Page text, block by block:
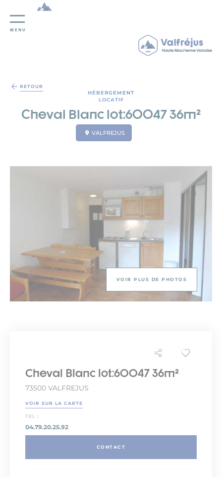
MENU
RETOUR
HÉBERGEMENT
LOCATIF
Cheval Blanc lot:60047 36m²
VALFREJUS
VOIR PLUS DE PHOTOS
Cheval Blanc lot:60047 36m²
73500 VALFREJUS
VOIR SUR LA CARTE
TEL :
04.79.20.25.92
CONTACT